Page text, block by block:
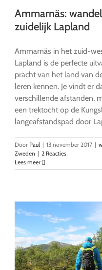
Ammarnäs:
zuidelijk Lapland
Ammarnäs in het zuid-
Lapland is de perfecte
pracht van het land van
leren kennen. Je vindt er
verschillende afstanden,
een trektocht op de
langeafstandspad door
Door Paul | 13 november 2017 |
Zweden | 2 Reacties
Lees meer